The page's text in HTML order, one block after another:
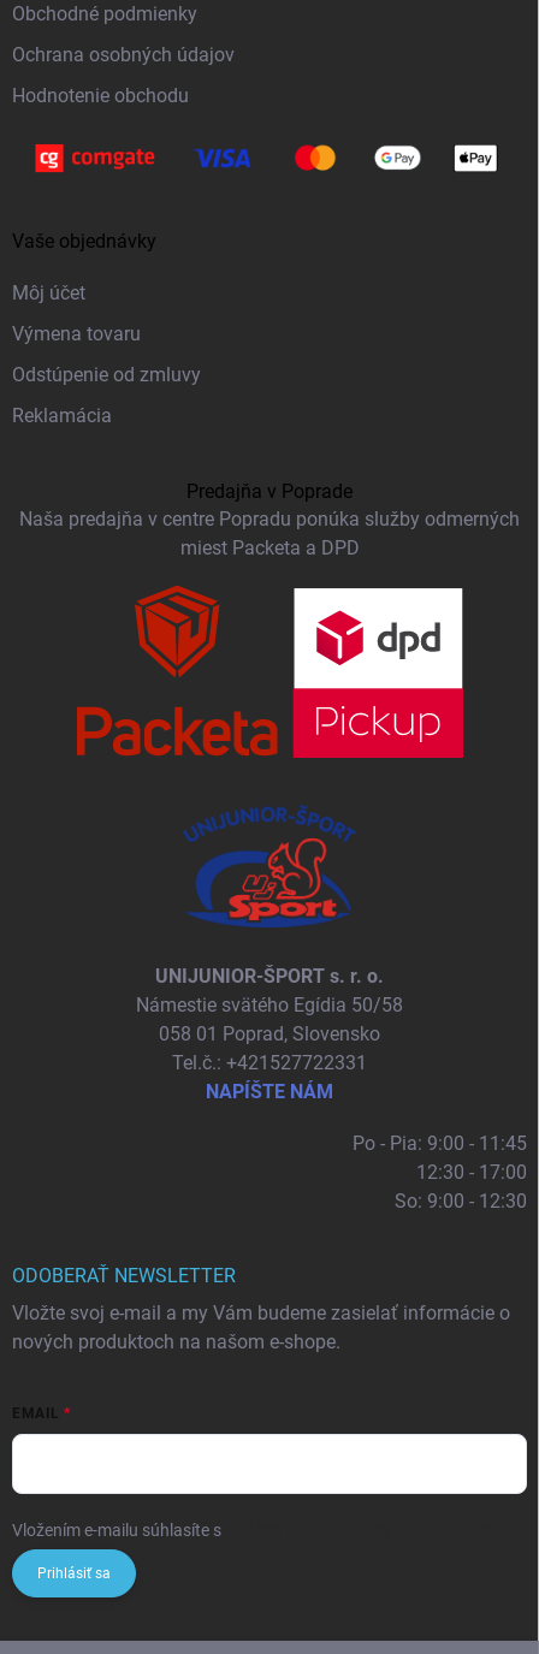
eObchodné podmienky
Ochrana osobných údajov
Hodnotenie obchodu
Vaše objednávky
Môj účet
Výmena tovaru
Odstúpenie od zmluvy
Reklamácia
Predajňa v Poprade
Naša predajňa v centre Popradu ponúka služby odmerných
miest Packeta a DPD
UNIJUNIOR-ŠPORT s. r. o.
Námestie svätého Egídia 50/58
058 01 Poprad, Slovensko
Tel.č.: +421527722331
NAPÍŠTE NÁM
Po - Pia: 9:00 - 11:45
12:30 - 17:00
So: 9:00 - 12:30
ODOBERAŤ NEWSLETTER
Vložte svoj e-mail a my Vám budeme zasielať informácie o
nových produktoch na našom e-shope.
EMAIL
Vložením e-mailu súhlasíte s
Prihlásiť sa